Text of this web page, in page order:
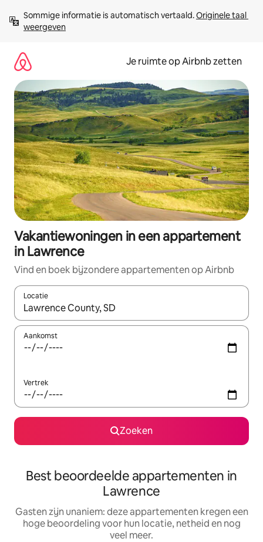
direct
naar
Sommige informatie is automatisch vertaald. Originele taal
weergeven
Je ruimte op Airbnb zetten
Vakantiewoningen in een appartement
in Lawrence
Vind en boek bijzondere appartementen op Airbnb
Locatie
Wanneer er suggesties beschikbaar zijn, maak je een keuze
Aankomst
Vertrek
Zoeken
Best beoordeelde appartementen in
Lawrence
Gasten zijn unaniem: deze appartementen kregen een
hoge beoordeling voor hun locatie, netheid en nog
veel meer.